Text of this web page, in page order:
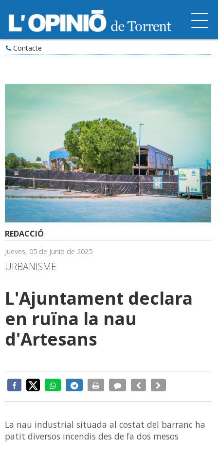
Contacte
REDACCIÓ
Jueves, 05 de Junio de 2025
URBANISME
L'Ajuntament declara
en ruïna la nau
d'Artesans
La nau industrial situada al costat del barranc ha
patit diversos incendis des de fa dos mesos